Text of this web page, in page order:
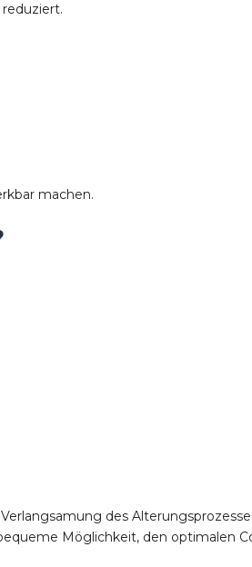
machen.
des
Möglichkeit, den optimalen